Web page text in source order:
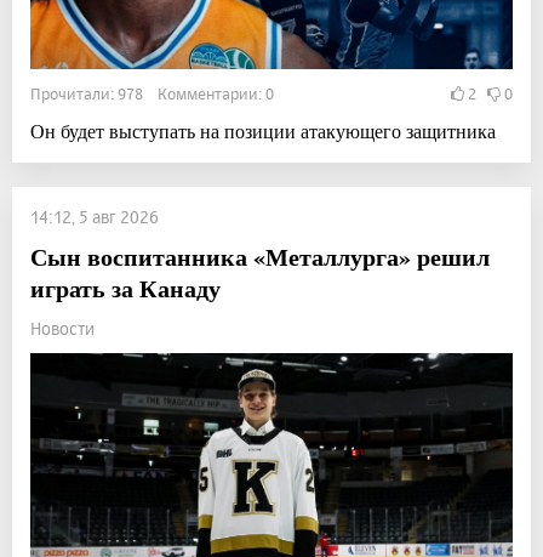
Прочитали: 978 Комментарии: 0 2 0
Он будет выступать на позиции атакующего защитника
14:12, 5 авг 2026
Сын воспитанника «Металлурга» решил
играть за Канаду
Новости